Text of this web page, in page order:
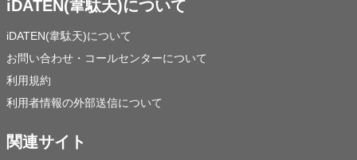
iDATEN(韋駄天)について
iDATEN(韋駄天)について
お問い合わせ・コールセンターについて
利用規約
利用者情報の外部送信について
関連サイト